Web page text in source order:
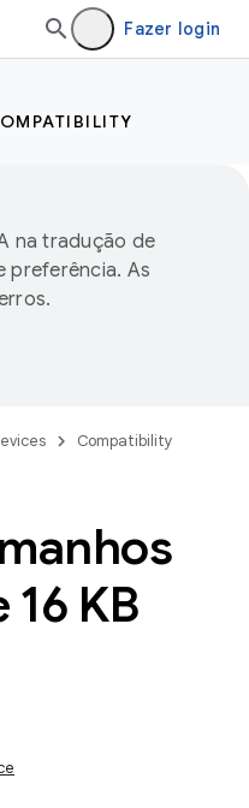
Fazer login
na tradução de
preferência. As
Compatibility
KB